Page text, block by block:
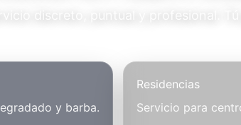
discreto, puntual y profesional. Tú
y barba.
Residencias
Servicio para